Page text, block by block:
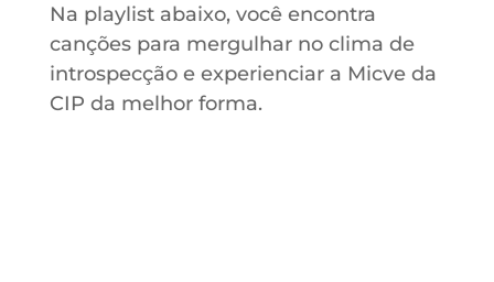
Na playlist abaixo, você encontra
canções para mergulhar no clima de
introspecção e experienciar a Micve da
CIP da melhor forma.